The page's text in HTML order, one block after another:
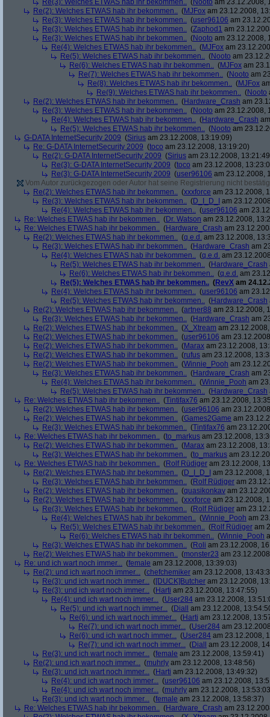
Re(3): Welches ETWAS hab ihr bekommen.. ( Nooto am 23.12.2008,
Re(2): Welches ETWAS hab ihr bekommen.. (MJFox am 23.12.2008,
Re(3): Welches ETWAS hab ihr bekommen.. (user96106 am
Re(3): Welches ETWAS hab ihr bekommen.. (Zaphod1 am
Re(3): Welches ETWAS hab ihr bekommen.. (Nooto am 23.12.2008,
Re(4): Welches ETWAS hab ihr bekommen.. (MJFox am
Re(5): Welches ETWAS hab ihr bekommen.. (Nooto am
Re(6): Welches ETWAS hab ihr bekommen.. (MJFox am
Re(7): Welches ETWAS hab ihr bekommen.. (Nooto am
Re(8): Welches ETWAS hab ihr bekommen.. (MJFox
Re(9): Welches ETWAS hab ihr bekommen.. (Nooto
Re(2): Welches ETWAS hab ihr bekommen.. (Hardware_Crash am
Re(3): Welches ETWAS hab ihr bekommen.. (Nooto am 23.12.2008,
Re(4): Welches ETWAS hab ihr bekommen.. (Hardware_Crash
Re(5): Welches ETWAS hab ihr bekommen.. (Nooto am
G-DATA InternetSecurity 2009 (Sirius am 23.12.2008, 13:19:09)
Re: G-DATA InternetSecurity 2009 (toco am 23.12.2008, 13:19:20)
Re(2): G-DATA InternetSecurity 2009 (Sirius am 23.12.2008,
Re(3): G-DATA InternetSecurity 2009 (toco am 23.12.2008,
Re(3): G-DATA InternetSecurity 2009 (user96106 am 23.12.2008,
Vom Autor zurückgezogen oder Autor hat seine Registrierung nicht
Re(2): Welches ETWAS hab ihr bekommen.. (xxxforce am 23.12.2008,
Re(3): Welches ETWAS hab ihr bekommen.. (D_I_D_I
am
Re(4): Welches ETWAS hab ihr bekommen.. (user96106 am
Re: Welches ETWAS hab ihr bekommen.. (Dr. Watson am 23.12.2008,
Re: Welches ETWAS hab ihr bekommen.. (Hardware_Crash am
Re(2): Welches ETWAS hab ihr bekommen.. (q.e.d. am 23.12.2008,
Re(3): Welches ETWAS hab ihr bekommen.. (Hardware_Crash am
Re(4): Welches ETWAS hab ihr bekommen.. (q.e.d. am
Re(5): Welches ETWAS hab ihr bekommen.. (Hardware_Crash
Re(6): Welches ETWAS hab ihr bekommen.. (q.e.d. am
Re(5): Welches ETWAS hab ihr bekommen.. (RevX am
Re(4): Welches ETWAS hab ihr bekommen.. (user96106 am
Re(5): Welches ETWAS hab ihr bekommen.. (Hardware_Crash
Re(2): Welches ETWAS hab ihr bekommen.. (artner88 am 23.12.2008,
Re(3): Welches ETWAS hab ihr bekommen.. (Hardware_Crash am
Re(2): Welches ETWAS hab ihr bekommen.. (X_Xtream am
Re(2): Welches ETWAS hab ihr bekommen.. (user96106 am
Re(2): Welches ETWAS hab ihr bekommen.. (Marax am 23.12.2008,
Re(2): Welches ETWAS hab ihr bekommen.. (rufus am 23.12.2008,
Re(2): Welches ETWAS hab ihr bekommen.. (Winnie_Pooh am
Re(3): Welches ETWAS hab ihr bekommen.. (Hardware_Crash am
Re(4): Welches ETWAS hab ihr bekommen.. (Winnie_Pooh am
Re(5): Welches ETWAS hab ihr bekommen.. (Hardware_Crash
Re: Welches ETWAS hab ihr bekommen.. (Tintifax76 am 23.12.2008,
Re(2): Welches ETWAS hab ihr bekommen.. (user96106 am
Re(2): Welches ETWAS hab ihr bekommen.. (Games2Game am
Re(3): Welches ETWAS hab ihr bekommen.. (Tintifax76 am
Re: Welches ETWAS hab ihr bekommen.. (to_markus am 23.12.2008,
Re(2): Welches ETWAS hab ihr bekommen.. (Marax am 23.12.2008,
Re(3): Welches ETWAS hab ihr bekommen.. (to_markus am
Re: Welches ETWAS hab ihr bekommen.. (Rolf Rüdiger am 23.12.2008,
Re(2): Welches ETWAS hab ihr bekommen.. (D_I_D_I
am 23.12.2008,
Re(3): Welches ETWAS hab ihr bekommen.. (Rolf Rüdiger am
Re(2): Welches ETWAS hab ihr bekommen.. (quasikonkav am
Re(2): Welches ETWAS hab ihr bekommen.. (xxxforce am 23.12.2008,
Re(3): Welches ETWAS hab ihr bekommen.. (Rolf Rüdiger am
Re(4): Welches ETWAS hab ihr bekommen.. (Winnie_Pooh am
Re(5): Welches ETWAS hab ihr bekommen.. (Rolf Rüdiger am
Re(6): Welches ETWAS hab ihr bekommen.. (Winnie_Pooh
Re(3): Welches ETWAS hab ihr bekommen.. (Roli am 23.12.2008,
Re(2): Welches ETWAS hab ihr bekommen.. (monster23 am
Re: und ich wart noch immer... (female am 23.12.2008, 13:39:03)
Re(2): und ich wart noch immer... (chefchemiker am 23.12.2008,
Re(3): und ich wart noch immer... ([DUCK]Butcher am 23.12.2008,
Re(3): und ich wart noch immer... (Harti am 23.12.2008, 13:47:55)
Re(4): und ich wart noch immer... (User284 am 23.12.2008,
Re(5): und ich wart noch immer... (Diall
am 23.12.2008,
Re(6): und ich wart noch immer... (Harti am 23.12.2008,
Re(7): und ich wart noch immer... (User284 am
Re(6): und ich wart noch immer... (User284 am 23.12.2008,
Re(7): und ich wart noch immer... (Diall
am 23.12.2008,
Re(3): und ich wart noch immer... (female am 23.12.2008, 13:59:41)
Re(2): und ich wart noch immer... (muhrly am 23.12.2008, 13:48:56)
Re(3): und ich wart noch immer... (Harti am 23.12.2008, 13:49:32)
Re(4): und ich wart noch immer... (user96106 am 23.12.2008,
Re(4): und ich wart noch immer... (muhrly am 23.12.2008,
Re(3): und ich wart noch immer... (female am 23.12.2008, 13:58:37)
Re: Welches ETWAS hab ihr bekommen.. (Hardware_Crash am